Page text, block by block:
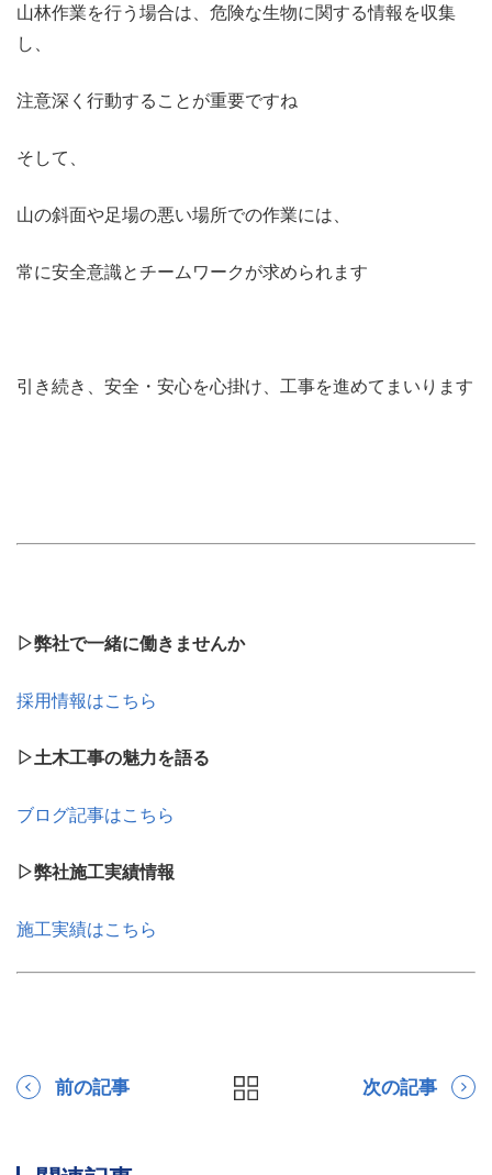
山林作業を行う場合は、危険な生物に関する情報を収集
し、
注意深く行動することが重要ですね
そして、
山の斜面や足場の悪い場所での作業には、
常に安全意識とチームワークが求められます
引き続き、安全・安心を心掛け、工事を進めてまいります
▷弊社で一緒に働きませんか
採用情報はこちら
▷土木工事の魅力を語る
ブログ記事はこちら
▷弊社施工実績情報
施工実績はこちら
前の記事 次の記事